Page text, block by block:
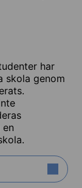
har
skola genom